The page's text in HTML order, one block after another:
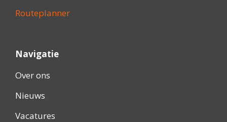
Routeplanner
Navigatie
Over ons
Nieuws
Vacatures